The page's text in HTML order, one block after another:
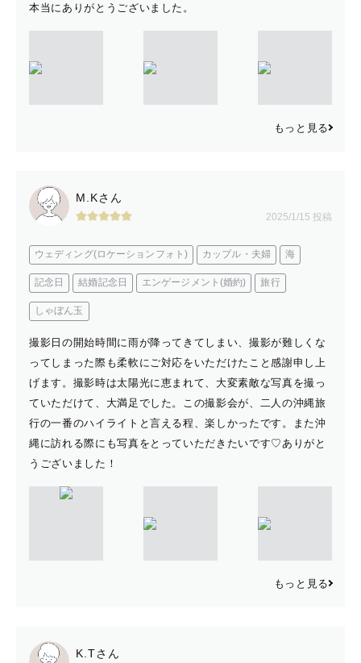
本当にありがとうございました。
もっと見る
M.Kさん
2025/1/15 投稿
ウェディング(ロケーションフォト) カップル・夫婦 海
記念日 結婚記念日 エンゲージメント(婚約) 旅行
しゃぼん玉
撮影日の開始時間に雨が降ってきてしまい、撮影が難しくな
ってしまった際も柔軟にご対応をいただけたこと感謝申し上
げます。撮影時は太陽光に恵まれて、大変素敵な写真を撮っ
ていただけて、大満足でした。この撮影会が、二人の沖縄旅
行の一番のハイライトと言える程、楽しかったです。また沖
縄に訪れる際にも写真をとっていただきたいです♡ありがと
うございました！
もっと見る
K.Tさん